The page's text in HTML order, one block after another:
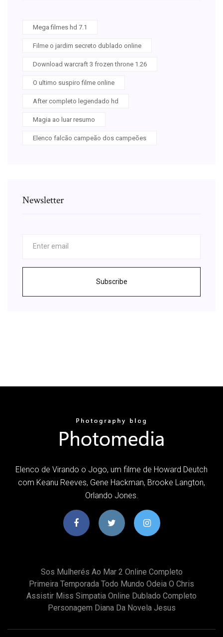
Mega filmes hd 7.1
Filme o jardim secreto dublado online
Download warcraft 3 frozen throne 1.26
O ultimo suspiro filme online
After completo legendado hd
Magia ao luar resumo
Elenco falcão campeão dos campeões
Newsletter
Subscribe
Elenco de Virando o Jogo, um filme de Howard Deutch
com Keanu Reeves, Gene Hackman, Brooke Langton,
Orlando Jones.
Sos Mulherés Ao Mar 2 Online Completo
Primeira Temporada Todo Mundo Odeia O Chris
Assistir Miss Simpatia Online Dublado Completo
Personagem Diana Da Novela Jesus